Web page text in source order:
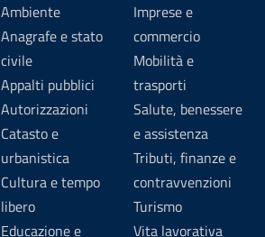
Ambiente
Anagrafe e stato
civile
Appalti pubblici
Autorizzazioni
Catasto e
urbanistica
Cultura e tempo
libero
Educazione e
Imprese e
commercio
Mobilità e
trasporti
Salute, benessere
e assistenza
Tributi, finanze e
contravvenzioni
Turismo
Vita lavorativa